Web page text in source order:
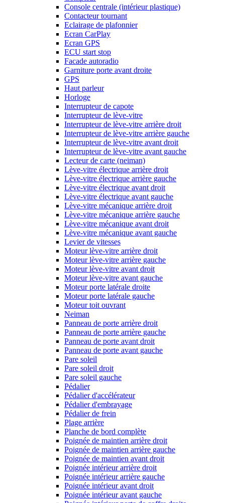
Console centrale (intérieur plastique)
Contacteur tournant
Eclairage de plafonnier
Ecran CarPlay
Ecran GPS
ECU start stop
Facade autoradio
Garniture porte avant droite
GPS
Haut parleur
Horloge
Interrupteur de capote
Interrupteur de lève-vitre
Interrupteur de lève-vitre arrière droit
Interrupteur de lève-vitre arrière gauche
Interrupteur de lève-vitre avant droit
Interrupteur de lève-vitre avant gauche
Lecteur de carte (neiman)
Lève-vitre électrique arrière droit
Lève-vitre électrique arrière gauche
Lève-vitre électrique avant droit
Lève-vitre électrique avant gauche
Lève-vitre mécanique arrière droit
Lève-vitre mécanique arrière gauche
Lève-vitre mécanique avant droit
Lève-vitre mécanique avant gauche
Levier de vitesses
Moteur lève-vitre arrière droit
Moteur lève-vitre arrière gauche
Moteur lève-vitre avant droit
Moteur lève-vitre avant gauche
Moteur porte latérale droite
Moteur porte latérale gauche
Moteur toit ouvrant
Neiman
Panneau de porte arrière droit
Panneau de porte arrière gauche
Panneau de porte avant droit
Panneau de porte avant gauche
Pare soleil
Pare soleil droit
Pare soleil gauche
Pédalier
Pédalier d'accélérateur
Pédalier d'embrayage
Pédalier de frein
Plage arrière
Planche de bord complète
Poignée de maintien arrière droit
Poignée de maintien arrière gauche
Poignée de maintien avant droit
Poignée intérieur arrière droit
Poignée intérieur arrière gauche
Poignée intérieur avant droit
Poignée intérieur avant gauche